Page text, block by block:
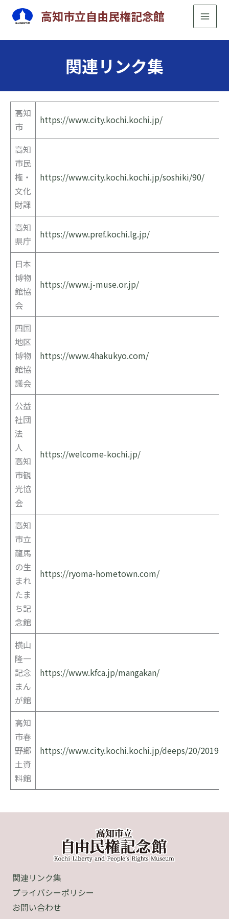
プ
高知市立自由民権記念館
関連リンク集
高知
市
https://www.city.kochi.kochi.jp/
高知
市民
権・
文化
財課
https://www.city.kochi.kochi.jp/soshiki/90/
高知
県庁
https://www.pref.kochi.lg.jp/
日本
博物
館協
会
https://www.j-muse.or.jp/
四国
地区
博物
館協
議会
https://www.4hakukyo.com/
公益
社団
法
人
高知
市観
光協
会
https://welcome-kochi.jp/
高知
市立
龍馬
の生
まれ
たま
ち記
念館
https://ryoma-hometown.com/
横山
隆一
記念
まん
が館
https://www.kfca.jp/mangakan/
高知
市春
野郷
土資
料館
https://www.city.kochi.kochi.jp/deeps/20/2019/
関連リンク集
プライバシーポリシー
お問い合わせ